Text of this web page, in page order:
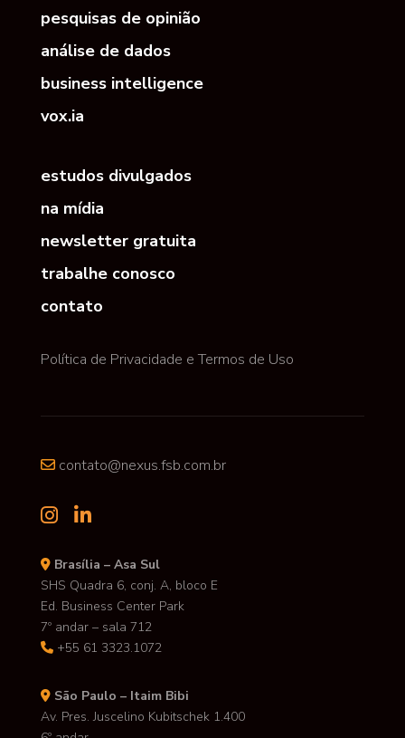
pesquisas de opinião
análise de dados
business intelligence
vox.ia
estudos divulgados
na mídia
newsletter gratuita
trabalhe conosco
contato
Política de Privacidade e Termos de Uso
contato@nexus.fsb.com.br
Brasília – Asa Sul
SHS Quadra 6, conj. A, bloco E
Ed. Business Center Park
7º andar – sala 712
+55 61 3323.1072
São Paulo – Itaim Bibi
Av. Pres. Juscelino Kubitschek 1.400